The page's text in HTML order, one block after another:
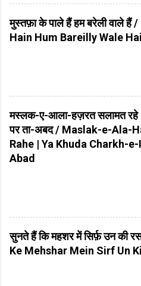
मुस्तफ़ा के पाले हैं हम बरेली वाले
Hain Hum Bareilly Wale
मस्लक-ए-आला-हज़रत सलामत रहे |
पर ता-अबद / Maslak-e-Ala-
Rahe | Ya Khuda Charkh-
Abad
सुनते हैं कि महशर में सिर्फ़ उन की
Ke Mehshar Mein Sirf Un